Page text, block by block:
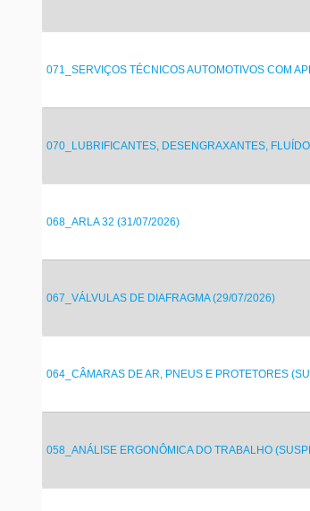
071_SERVIÇOS TÉCNICOS AUTOMOTIVOS COM
070_LUBRIFICANTES, DESENGRAXANTES,
068_ARLA 32 (31/07/2026)
067_VÁLVULAS DE DIAFRAGMA (29/07/2026)
064_CÂMARAS DE AR, PNEUS E PROTETORES
058_ANÁLISE ERGONÔMICA DO TRABALHO